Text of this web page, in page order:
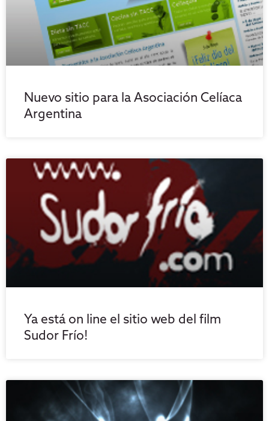
Nuevo sitio para la Asociación Celíaca
Argentina
Ya está on line el sitio web del film
Sudor Frío!